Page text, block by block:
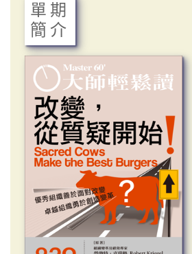
單期
簡介